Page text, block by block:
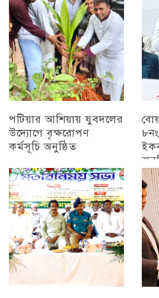
পটিয়ার আশিয়ায় যুবদলের
উদ্যোগে বৃক্ষরোপণ
কর্মসূচি অনুষ্ঠিত
অন্যান্য